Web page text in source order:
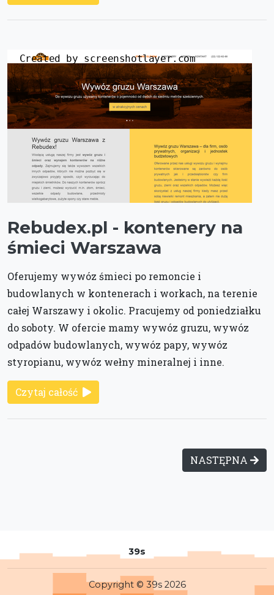
Rebudex.pl - kontenery na
śmieci Warszawa
Oferujemy wywóz śmieci po remoncie i
budowlanych w kontenerach i workach, na terenie
całej Warszawy i okolic. Pracujemy od poniedziałku
do soboty. W ofercie mamy wywóz gruzu, wywóz
odpadów budowlanych, wywóz papy, wywóz
styropianu, wywóz wełny mineralnej i inne.
Czytaj całość
NASTĘPNA
39s
Copyright © 39s 2026